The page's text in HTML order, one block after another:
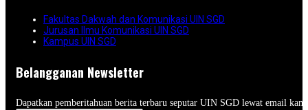
Fakultas Dakwah dan Komunikasi UIN SGD
Jurusan Ilmu Komunikasi UIN SGD
Kampus UIN SGD
Belangganan Newsletter
Dapatkan pemberitahuan berita terbaru seputar UIN SGD lewat email